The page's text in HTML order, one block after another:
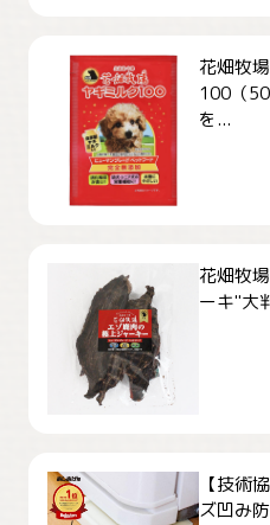
花畑牧
100（
を...
花畑牧
ーキ"大
【技術
ズ凹み